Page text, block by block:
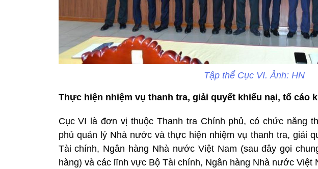
Tập thể Cục VI. Ảnh: HN
Thực hiện nhiệm vụ thanh tra, giải quyết khiếu nại, tố cáo
Cục VI là đơn vị thuộc Thanh tra Chính phủ, có chức năng
phủ quản lý Nhà nước và thực hiện nhiệm vụ thanh tra, giải
Tài chính, Ngân hàng Nhà nước Việt Nam (sau đây gọi
hàng) và các lĩnh vực Bộ Tài chính, Ngân hàng Nhà nước Việt